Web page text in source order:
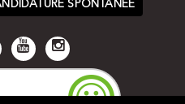
SPONTANÉE